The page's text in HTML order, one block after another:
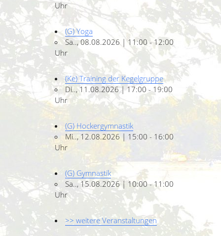
Uhr
(G) Yoga
Sa.., 08.08.2026 | 11:00 - 12:00
Uhr
(Ke) Training der Kegelgruppe
Di.., 11.08.2026 | 17:00 - 19:00
Uhr
(G) Hockergymnastik
Mi.., 12.08.2026 | 15:00 - 16:00
Uhr
(G) Gymnastik
Sa.., 15.08.2026 | 10:00 - 11:00
Uhr
>> weitere Veranstaltungen